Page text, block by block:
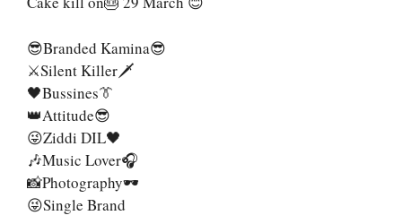
😎Branded Kamina😎
⚔️Silent Killer🗡️
🖤Bussines👔
👑Attitude😎
😜Ziddi DIL🖤
🎶Music Lover🎧
📸Photography🕶️
😜Single Brand